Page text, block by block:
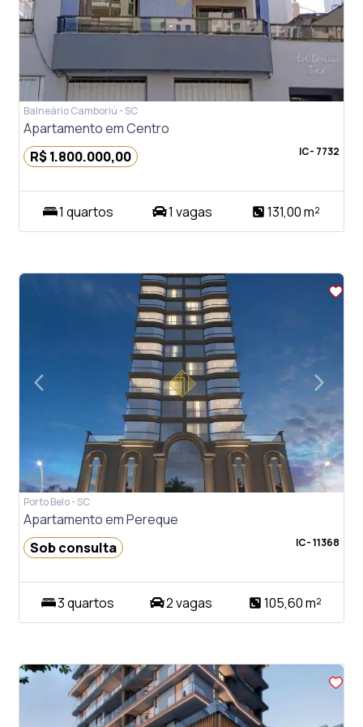
Balneário Camboriú - SC
Apartamento em Centro
R$ 1.800.000,00
IC- 7732
1 quartos 1 vagas 131,00 m²
arrow_back_iosPrevious arrow_forward_iosNext
Porto Belo - SC
Apartamento em Pereque
Sob consulta
IC- 11368
3 quartos 2 vagas 105,60 m²